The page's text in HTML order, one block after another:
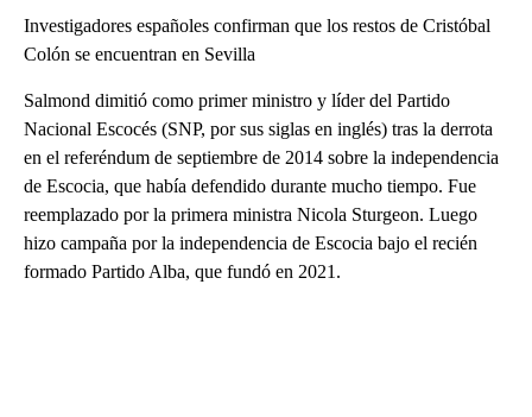
Investigadores españoles confirman que los restos de Cristóbal
Colón se encuentran en Sevilla
Salmond dimitió como primer ministro y líder del Partido
Nacional Escocés (SNP, por sus siglas en inglés) tras la derrota
en el referéndum de septiembre de 2014 sobre la independencia
de Escocia, que había defendido durante mucho tiempo. Fue
reemplazado por la primera ministra Nicola Sturgeon. Luego
hizo campaña por la independencia de Escocia bajo el recién
formado Partido Alba, que fundó en 2021.